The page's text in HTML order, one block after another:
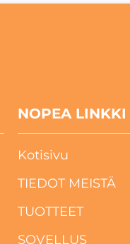
NOPEA LINKKI
Kotisivu
TIEDOT MEISTÄ
TUOTTEET
SOVELLUS